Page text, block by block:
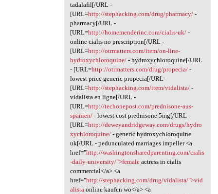
tadalafil[/URL -
[URL=http://stephacking.com/drug/pharmacy/-
pharmacy[/URL -
[URL=http://homemenderinc.com/cialis-uk/-
online cialis no prescription[/URL -
[URL=http://otrmatters.com/item/on-line-
hydroxychloroquine/- hydroxychloroquine[/URL
- [URL=http://otrmatters.com/drug/propecia/-
lowest price generic propecia[/URL -
[URL=http://stephacking.com/item/vidalista/-
vidalista en ligne[/URL -
[URL=http://techonepost.com/prednisone-aus-
spanien/- lowest cost prednisone 5mg[/URL -
[URL=http://deweyandridgeway.com/drugs/hydro
xychloroquine/- generic hydroxychloroquine
uk[/URL - pedunculated marriages impeller <a
href="http://washingtonsharedparenting.com/cialis
-daily-university/">femaleactress in cialis
commercial</a> <a
href="http://stephacking.com/drug/vidalista/">vid
alistaonline kaufen wo</a> <a